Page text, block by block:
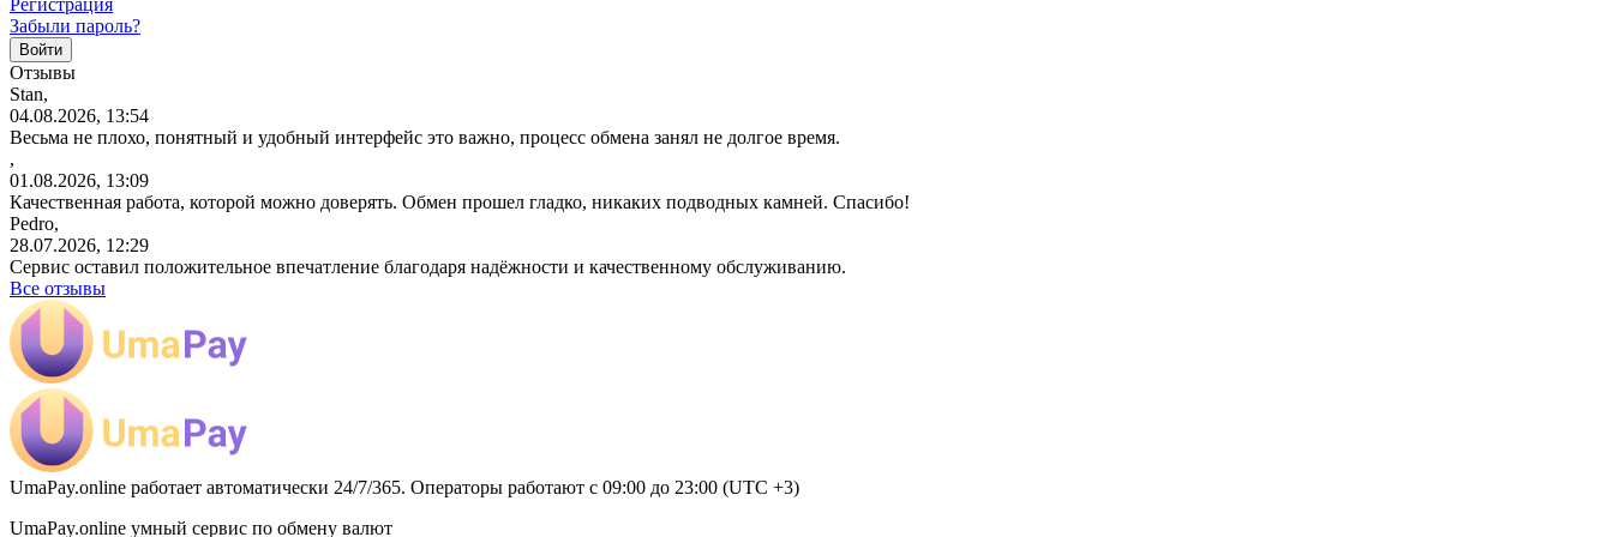
Забыли пароль?
Отзывы
Stan,
04.08.2026, 13:54
Весьма не плохо, понятный и удобный интерфейс это важно, процесс обмена занял не долгое время.
,
01.08.2026, 13:09
Качественная работа, которой можно доверять. Обмен прошел гладко, никаких подводных камней. Спасибо!
Pedro,
28.07.2026, 12:29
Сервис оставил положительное впечатление благодаря надёжности и качественному обслуживанию.
Все отзывы
UmaPay.online работает автоматически 24/7/365. Операторы работают с 09:00 до 23:00 (UTC +3)
UmaPay.online умный сервис по обмену валют